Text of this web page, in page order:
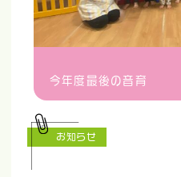
今年度最後の音育
お知らせ